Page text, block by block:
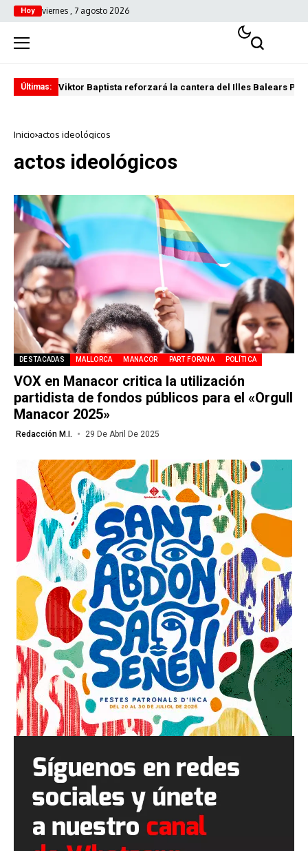
Hoy viernes , 7 agosto 2026
Últimas: Viktor Baptista reforzará la cantera del Illes Balears
Inicio actos ideológicos
actos ideológicos
DESTACADAS MALLORCA MANACOR PART FORANA POLÍTICA
VOX en Manacor critica la utilización
partidista de fondos públicos para el «Orgull
Manacor 2025»
Redacción M.I. 29 De Abril De 2025